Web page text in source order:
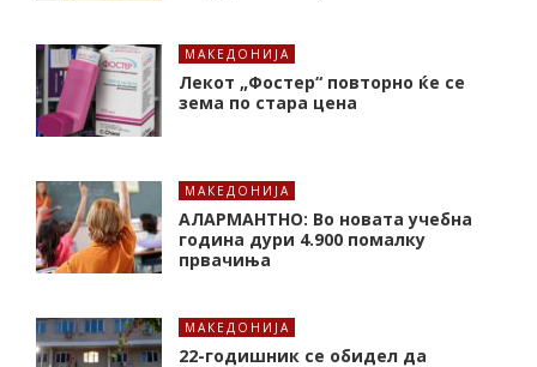
МАКЕДОНИЈА
Лекот „Фостер“ повторно ќе се
зема по стара цена
МАКЕДОНИЈА
АЛАРМАНТНО: Во новата учебна
година дури 4.900 помалку
првачиња
МАКЕДОНИЈА
22-годишник се обидел да